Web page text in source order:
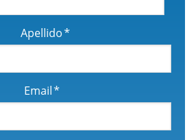
Apellido*
Email*